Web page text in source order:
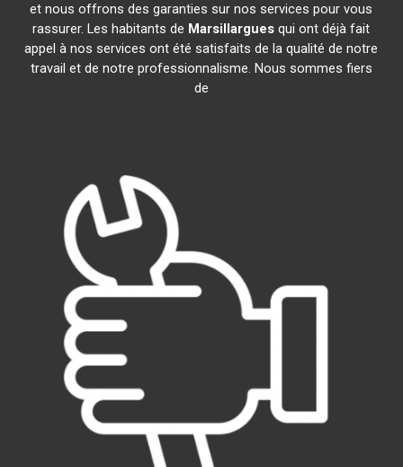
et nous offrons des garanties sur nos services pour vous
rassurer. Les habitants de Marsillargues qui ont déjà fait
appel à nos services ont été satisfaits de la qualité de notre
travail et de notre professionnalisme. Nous sommes fiers
de